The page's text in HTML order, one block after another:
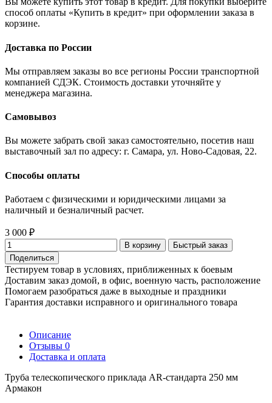
способ оплаты «Купить в кредит» при оформлении заказа в
корзине.
Доставка по России
Мы отправляем заказы во все регионы России транспортной
компанией СДЭК. Стоимость доставки уточняйте у
менеджера магазина.
Самовывоз
Вы можете забрать свой заказ самостоятельно, посетив наш
выставочный зал по адресу: г. Самара, ул. Ново-Садовая, 22.
Способы оплаты
Работаем с физическими и юридическими лицами за
наличный и безналичный расчет.
3 000 ₽
В корзину
Быстрый заказ
Поделиться
Тестируем товар в условиях, приближенных к боевым
Доставим заказ домой, в офис, военную часть, расположение
Помогаем разобраться даже в выходные и праздники
Гарантия доставки исправного и оригинального товара
Описание
Отзывы 0
Доставка и оплата
Труба телескопического приклада AR-стандарта 250 мм
Армакон